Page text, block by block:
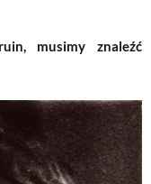
musimy znaleźć